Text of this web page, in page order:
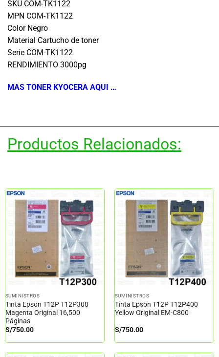
SKU COM-TK1122
MPN COM-TK1122
Color Negro
Material Cartucho de toner
Serie COM-TK1122
RENDIMIENTO 3000pg
MAS TONER KYOCERA AQUI …
Productos Relacionados:
SUMINISTROS
Tinta Epson T12P T12P300
Magenta Original 16,500
Páginas
S/750.00
SUMINISTROS
Tinta Epson T12P T12P400
Yellow Original EM-C800
S/750.00